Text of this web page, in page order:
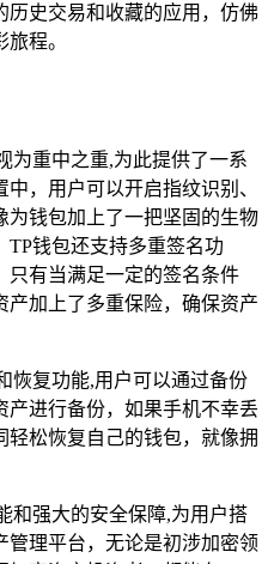
历史交易和收藏的应用，仿佛
程。
为重中之重,为此提供了一系
，用户可以开启指纹识别、
为钱包加上了一把坚固的生物
钱包还支持多重签名功
只有当满足一定的签名条件
产加上了多重保险，确保资产
恢复功能,用户可以通过备份
产进行备份，如果手机不幸丢
松恢复自己的钱包，就像拥
和强大的安全保障,为用户搭
管理平台，无论是初涉加密领